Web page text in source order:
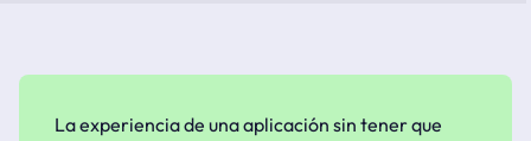
La experiencia de una aplicación sin tener que